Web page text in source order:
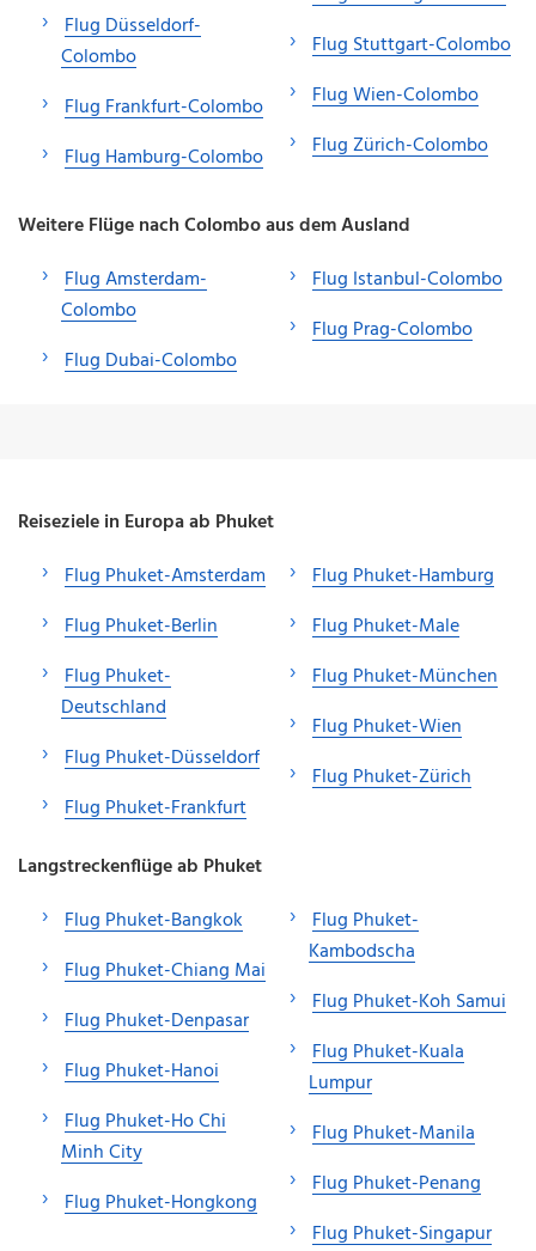
Flug Düsseldorf-
Colombo
Flug Frankfurt-Colombo
Flug Hamburg-Colombo
Flug Stuttgart-Colombo
Flug Wien-Colombo
Flug Zürich-Colombo
Weitere Flüge nach Colombo aus dem Ausland
Flug Amsterdam-
Colombo
Flug Dubai-Colombo
Flug Istanbul-Colombo
Flug Prag-Colombo
Reiseziele in Europa ab Phuket
Flug Phuket-Amsterdam
Flug Phuket-Berlin
Flug Phuket-
Deutschland
Flug Phuket-Düsseldorf
Flug Phuket-Frankfurt
Flug Phuket-Hamburg
Flug Phuket-Male
Flug Phuket-München
Flug Phuket-Wien
Flug Phuket-Zürich
Langstreckenflüge ab Phuket
Flug Phuket-Bangkok
Flug Phuket-Chiang Mai
Flug Phuket-Denpasar
Flug Phuket-Hanoi
Flug Phuket-Ho Chi
Minh City
Flug Phuket-Hongkong
Flug Phuket-
Kambodscha
Flug Phuket-Koh Samui
Flug Phuket-Kuala
Lumpur
Flug Phuket-Manila
Flug Phuket-Penang
Flug Phuket-Singapur